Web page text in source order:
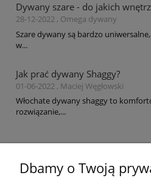
Dywany szare - do jakich
28-12-2022 , Omega dywany
Szare dywany są bardzo
w...
Jak prać dywany Shaggy?
01-06-2022 , Maciej Węgłowski
Włochate dywany shaggy to
rozwiązanie,...
Dbamy o Twoją